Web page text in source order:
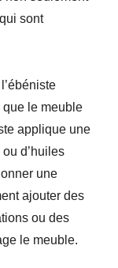
sont
que le meuble
applique une
d’huiles
une
ajouter des
ou des
le meuble.